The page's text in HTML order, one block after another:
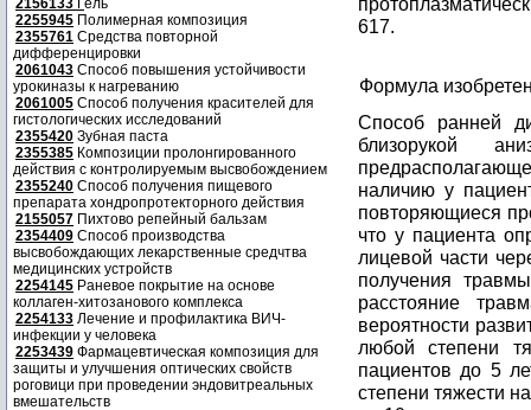
2156133 Гель
2255945 Полимерная композиция
2355761 Средства повторной
дифференцировки
2061043 Способ повышения устойчивости
урокиназы к нагреванию
2061005 Способ получения красителей для
гистологических исследований
2355420 Зубная паста
2355385 Композиции пролонгированного
действия с контролируемым высвобождением
2355240 Способ получения пищевого
препарата хондропротекторного действия
2155057 Пихтово репейный бальзам
2354409 Способ производства
высвобождающих лекарственные средчтва
медицинских устройств
2254145 Раневое покрытие на основе
коллаген-хитозанового комплекса
2254133 Лечение и профилактика ВИЧ-
инфекции у человека
2253439 Фармацевтическая композиция для
защиты и улучшения оптических свойств
роговици при проведении эндовитреальных
вмешательств
617.
Формула
Способ ранней
близорукой
наличию у
повторяющиеся
что у пациента
лицевой части
получения
расстояние
вероятности
любой степени
пациентов до 5
степени тяжести